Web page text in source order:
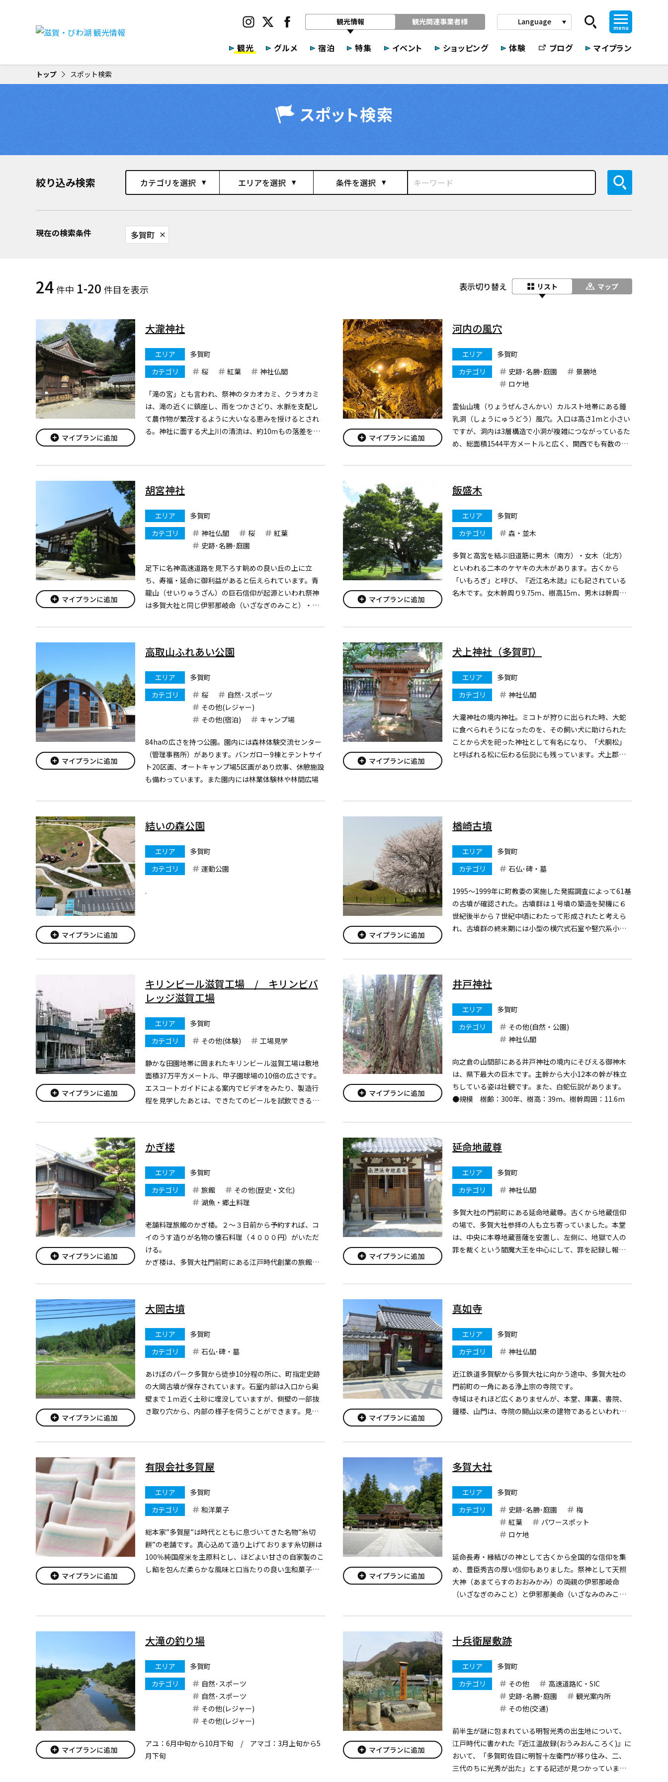
観光情報 観光関連事業者様 Language play_arrow
menu
観光 グルメ 宿泊 特集 イベント ショッピング 体験 ブログ マイプラン
トップ スポット検索
スポット検索
絞り込み検索 カテゴリを選択 play_arrow エリアを選択 play_arrow 条件を選択 play_arrow
現在の検索条件 多賀町 close
24件中 1-20 件目を表示 表示切り替え リスト マップ
add_circle マイプランに追加
大瀧神社
エリア
多賀町
カテゴリ
桜 紅葉 神社仏閣
「滝の宮」とも言われ、祭神のタカオカミ、クラオカミ
は、滝の近くに鎮座し、雨をつかさどり、水脈を支配し
て農作物が繁茂するように大いなる恵みを授けるとされ
る。神社に面する犬上川の清流は、約10ｍもの落差を流
add_circle マイプランに追加
河内の風穴
エリア
多賀町
カテゴリ
史跡･名勝･庭園
景勝地
ロケ地
霊仙山塊（りょうぜんさんかい）カルスト地帯にある鍾
乳洞（しょうにゅうどう）風穴。入口は高さ1mと小さい
ですが、洞内は3層構造で小洞が複雑につながっているた
め、総面積1544平方メートルと広く、関西でも有数の鍾
ら13℃であるため、夏は涼しく冬は暖かいです。 大正
add_circle マイプランに追加
胡宮神社
エリア
多賀町
カテゴリ
神社仏閣 桜
紅葉
史跡･名勝･庭園
足下に名神高速道路を見下ろす眺めの良い丘の上に立
ち、寿福・延命に御利益があると伝えられています。青
龍山（せいりゅうざん）の巨石信仰が起源といわれ祭神
は多賀大社と同じ伊邪那岐命（いざなぎのみこと）・伊
んじ）の鎮守社であったので、敏満寺の境内であったと
add_circle マイプランに追加
飯盛木
エリア
多賀町
カテゴリ
森・並木
多賀と高宮を結ぶ旧道筋に男木（南方）・女木（北方）
といわれる二本のケヤキの大木があります。古くから
「いもろぎ」と呼び、『近江名木誌』にも記されている
名木です。女木幹周り9.75ｍ、樹高15ｍ、男木は幹周り
この木で作った杓子で、天皇に食事を捧げたとこ...
add_circle マイプランに追加
高取山ふれあい公園
エリア
多賀町
カテゴリ
桜
自然･スポーツ
その他(レジャー)
その他(宿泊)
キャンプ場
84haの広さを持つ公園。園内には森林体験交流センター
（管理事務所）があります。バンガロー9棟とテントサイ
ト20区画、オートキャンプ場5区画があり炊事、休憩施設
も備わっています。また園内には林業体験林や林間広場
ンターなどがあります。
add_circle マイプランに追加
犬上神社（多賀町）
エリア
多賀町
カテゴリ
神社仏閣
大瀧神社の境内神社。ミコトが狩りに出られた時、大蛇
に食べられそうになったのを、その飼い犬に助けられた
ことから犬を祀った神社として有名になり、「犬胴松」
と呼ばれる松に伝わる伝説にも残っています。犬上郡の
add_circle マイプランに追加
結いの森公園
エリア
多賀町
カテゴリ
運動公園
.
add_circle マイプランに追加
楢崎古墳
エリア
多賀町
カテゴリ
石仏･碑・墓
1995〜1999年に町教委の実施した発掘調査によって61基
の古墳が確認された。古墳群は１号墳の築造を契機に６
世紀後半から７世紀中頃にわたって形成されたと考えら
れ、古墳群の終末期には小型の横穴式石室や竪穴系小石
add_circle マイプランに追加
キリンビール滋賀工場 / キリンビバ
レッジ滋賀工場
エリア
多賀町
カテゴリ
その他(体験) 工場見学
静かな田園地帯に囲まれたキリンビール滋賀工場は敷地
面積37万平方メートル、甲子園球場の10倍の広さです。
エスコートガイドによる案内でビデオをみたり、製造行
程を見学したあとは、できたてのビールを試飲できると
方やビールに関するいろいろな話も聞かせてもらえま
add_circle マイプランに追加
井戸神社
エリア
多賀町
カテゴリ
その他(自然・公園)
神社仏閣
向之倉の山間部にある井戸神社の境内にそびえる御神木
は、県下最大の巨木です。主幹から大小12本の幹が株立
ちしている姿は壮観です。また、白蛇伝説があります。
●規模 樹齢：300年、樹高：39m、樹幹周囲：11.6m
add_circle マイプランに追加
かぎ楼
エリア
多賀町
カテゴリ
旅館
その他(歴史・文化)
湖魚・郷土料理
老舗料理旅館のかぎ楼。２〜３日前から予約すれば、コ
イのうす造りが名物の懐石料理（４０００円）がいただ
ける。
かぎ楼は、多賀大社門前町にある江戸時代創業の旅館
築）された木造二階一部三階建の瓦葺。建築面積は三百
が建ち、後方に...
add_circle マイプランに追加
延命地蔵尊
エリア
多賀町
カテゴリ
神社仏閣
多賀大社の門前町にある延命地蔵尊。古くから地蔵信仰
の場で、多賀大社参拝の人も立ち寄っていました。本堂
は、中央に本尊地蔵菩薩を安置し、左側に、地獄で人の
罪を裁くという閻魔大王を中心にして、罪を記録し報告
している。
add_circle マイプランに追加
大岡古墳
エリア
多賀町
カテゴリ
石仏･碑・墓
あけぼのパーク多賀から徒歩10分程の所に、町指定史跡
の大岡古墳が保存されています。石室内部は入口から奥
壁まで１ｍ近く土砂に埋没していますが、側壁の一部抜
き取り穴から、内部の様子を伺うことができます。見学
add_circle マイプランに追加
真如寺
エリア
多賀町
カテゴリ
神社仏閣
近江鉄道多賀駅から多賀大社に向かう途中、多賀大社の
門前町の一角にある浄上宗の寺院です。
寺域はそれほど広くありませんが、本堂、庫裏、書院、
鐘楼、山門は、寺院の開山以来の建物であるといわれて
神仏分離が行われ時...
add_circle マイプランに追加
有限会社多賀屋
エリア
多賀町
カテゴリ
和洋菓子
総本家”多賀屋”は時代とともに息づいてきた名物”糸切
餅”の老舗です。真心込めて造り上げております糸切餅は
100％純国産米を主原料とし、ほどよい甘さの自家製のこ
し餡を包んだ柔らかな風味と口当たりの良い生和菓子で
add_circle マイプランに追加
多賀大社
エリア
多賀町
カテゴリ
史跡･名勝･庭園
梅
紅葉
パワースポット
ロケ地
延命長寿・縁結びの神として古くから全国的な信仰を集
め、豊臣秀吉の厚い信仰もありました。祭神として天照
大神（あまてらすのおおみかみ）の両親の伊邪那岐命
（いざなぎのみこと）と伊邪那美命（いざなみのみこ
で親しまれ、駅前の大鳥居から神社までの参道の両わき
add_circle マイプランに追加
大滝の釣り場
エリア
多賀町
カテゴリ
自然･スポーツ
自然･スポーツ
その他(レジャー)
その他(レジャー)
アユ：6月中旬から10月下旬 / アマゴ：3月上旬から5
月下旬
add_circle マイプランに追加
十兵衛屋敷跡
エリア
多賀町
カテゴリ
その他
高速道路IC・SIC
史跡･名勝･庭園
観光案内所
その他(交通)
前半生が謎に包まれている明智光秀の出生地について、
江戸時代に書かれた『近江温故録(おうみおんころく)』に
おいて、「多賀町佐目に明智十左衛門が移り住み、二、
三代のちに光秀が出た」とする記述が見つかっていま